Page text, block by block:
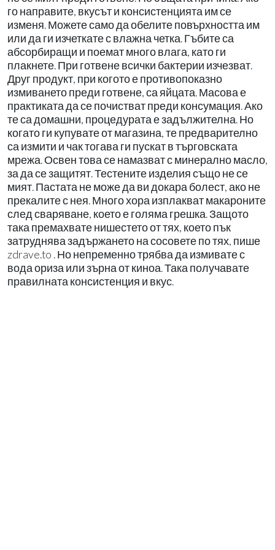
го направите, вкусът и консистенцията им се
изменя. Можете само да обелите повърхността им
или да ги изчеткате с влажна четка. Гъбите са
абсорбиращи и поемат много влага, като ги
плакнете. При готвене всички бактерии изчезват.
Друг продукт, при когото е противопоказно
измиването преди готвене, са яйцата. Масова е
практиката да се почистват преди консумация. Ако
те са домашни, процедурата е задължителна. Но
когато ги купувате от магазина, те предварително
са измити и чак тогава ги пускат в търговската
мрежа. Освен това се намазват с минерално масло,
за да се защитят. Тестените изделия също не се
мият. Пастата не може да ви докара болест, ако не
прекалите с нея. Много хора изплакват макароните
след сваряване, което е голяма грешка. Защото
така премахвате нишестето от тях, което пък
затруднява задържането на сосовете по тях, пише
zdrave.to . Но непременно трябва да измивате с
вода ориза или зърна от киноа. Така получавате
правилната консистенция и вкус.